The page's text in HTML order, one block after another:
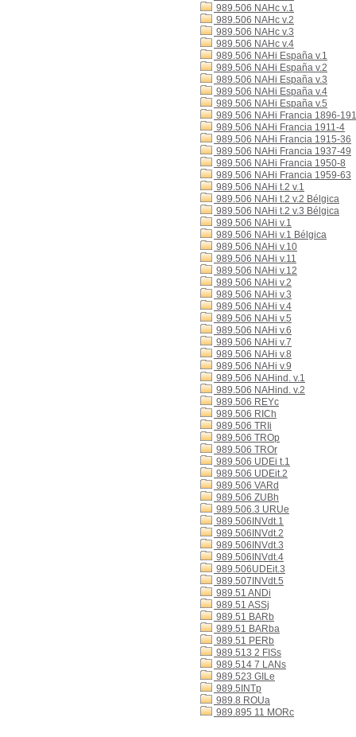
989.506 NAHc v.1
989.506 NAHc v.2
989.506 NAHc v.3
989.506 NAHc v.4
989.506 NAHi España v.1
989.506 NAHi España v.2
989.506 NAHi España v.3
989.506 NAHi España v.4
989.506 NAHi España v.5
989.506 NAHi Francia 1896-
989.506 NAHi Francia 1911-4
989.506 NAHi Francia 1915-36
989.506 NAHi Francia 1937-49
989.506 NAHi Francia 1950-8
989.506 NAHi Francia 1959-63
989.506 NAHi t.2 v.1
989.506 NAHi t.2 v.2 Bélgica
989.506 NAHi t.2 v.3 Bélgica
989.506 NAHi v.1
989.506 NAHi v.1 Bélgica
989.506 NAHi v.10
989.506 NAHi v.11
989.506 NAHi v.12
989.506 NAHi v.2
989.506 NAHi v.3
989.506 NAHi v.4
989.506 NAHi v.5
989.506 NAHi v.6
989.506 NAHi v.7
989.506 NAHi v.8
989.506 NAHi v.9
989.506 NAHind. v.1
989.506 NAHind. v.2
989.506 REYc
989.506 RICh
989.506 TRIi
989.506 TROp
989.506 TROr
989.506 UDEi t.1
989.506 UDEit.2
989.506 VARd
989.506 ZUBh
989.506.3 URUe
989.506INVdt.1
989.506INVdt.2
989.506INVdt.3
989.506INVdt.4
989.506UDEit.3
989.507INVdt.5
989.51 ANDi
989.51 ASSj
989.51 BARb
989.51 BARba
989.51 PERb
989.513 2 FISs
989.514 7 LANs
989.523 GILe
989.5INTp
989.8 ROUa
989.895 11 MORc